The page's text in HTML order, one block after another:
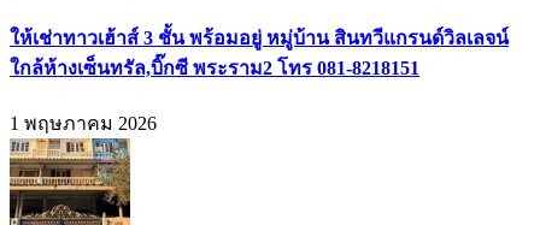
ให้เช่าทาวเฮ้าส์ 3 ชั้น พร้อมอยู่ หมู่บ้าน สินทวีแกรนด์วิลเลจน์
ใกล้ห้างเซ็นทรัล,บิ๊กซี พระราม2 โทร 081-8218151
1 พฤษภาคม 2026